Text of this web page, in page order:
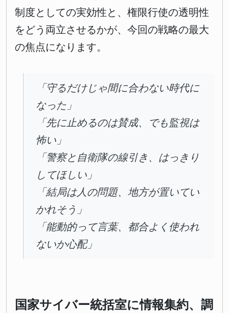
制度としての実効性と、権限行使の透明性
をどう両立させるかが、今回の戦略の最大
の焦点になります。
「守るだけじゃ間に合わない時代に
なった」
「先に止めるのは賛成、でも監視は
怖い」
「警察と自衛隊の線引き、はっきり
してほしい」
「結局は人の問題、地方が置いてい
かれそう」
「能動的って言葉、都合よく使われ
ないか心配」
国家サイバー統括室に情報集約、調